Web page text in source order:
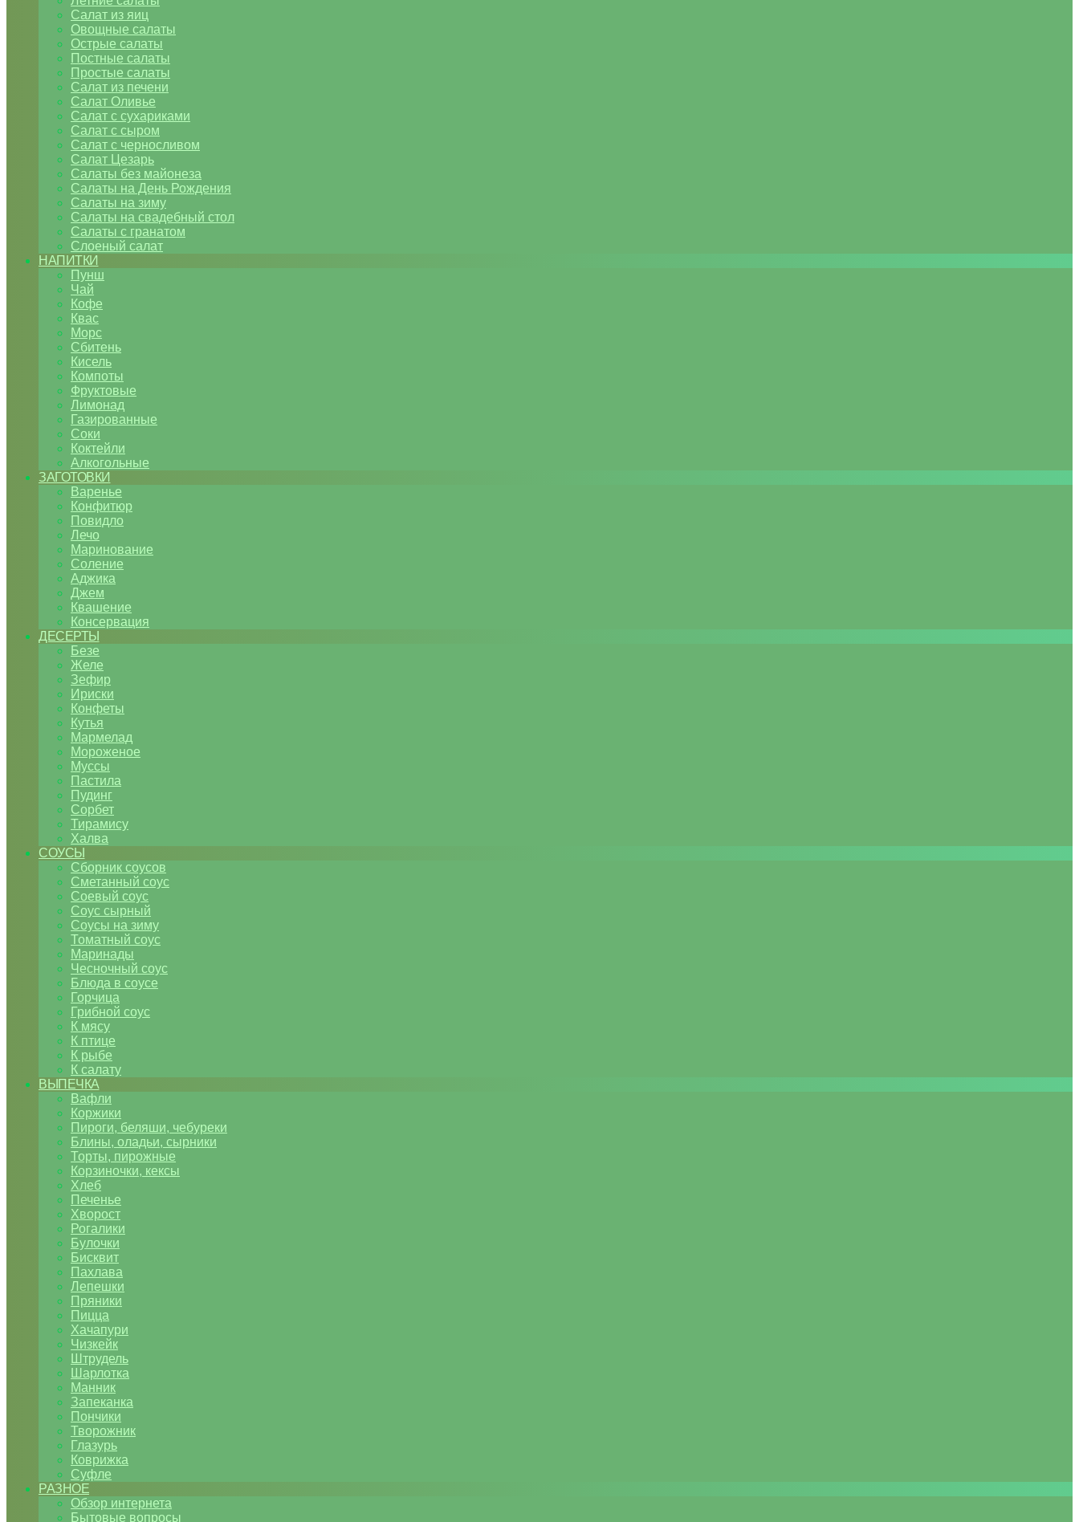
Салат из яиц
Овощные салаты
Острые салаты
Постные салаты
Простые салаты
Салат из печени
Салат Оливье
Салат с сухариками
Салат с сыром
Салат с черносливом
Салат Цезарь
Салаты без майонеза
Салаты на День Рождения
Салаты на зиму
Салаты на свадебный стол
Салаты с гранатом
Слоеный салат
НАПИТКИ
Пунш
Чай
Кофе
Квас
Морс
Сбитень
Кисель
Компоты
Фруктовые
Лимонад
Газированные
Соки
Коктейли
Алкогольные
ЗАГОТОВКИ
Варенье
Конфитюр
Повидло
Лечо
Маринование
Соление
Аджика
Джем
Квашение
Консервация
ДЕСЕРТЫ
Безе
Желе
Зефир
Ириски
Конфеты
Кутья
Мармелад
Мороженое
Муссы
Пастила
Пудинг
Сорбет
Тирамису
Халва
СОУСЫ
Сборник соусов
Сметанный соус
Соевый соус
Соус сырный
Соусы на зиму
Томатный соус
Маринады
Чесночный соус
Блюда в соусе
Горчица
Грибной соус
К мясу
К птице
К рыбе
К салату
ВЫПЕЧКА
Вафли
Коржики
Пироги, беляши, чебуреки
Блины, оладьи, сырники
Торты, пирожные
Корзиночки, кексы
Хлеб
Печенье
Хворост
Рогалики
Булочки
Бисквит
Пахлава
Лепешки
Пряники
Пицца
Хачапури
Чизкейк
Штрудель
Шарлотка
Манник
Запеканка
Пончики
Творожник
Глазурь
Коврижка
Суфле
РАЗНОЕ
Обзор интернета
Бытовые вопросы